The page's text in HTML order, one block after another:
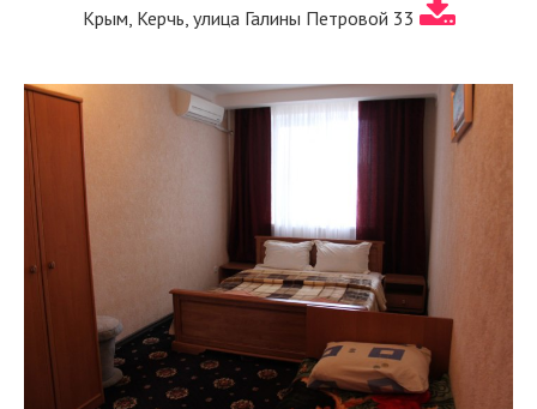
Крым, Керчь, улица Галины Петровой 33